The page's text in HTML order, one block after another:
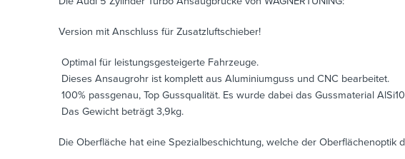
Version mit Anschluss für Zusatzluftschieber!
 Optimal für leistungsgesteigerte Fahrzeuge.
 Dieses Ansaugrohr ist komplett aus Aluminiumguss und CNC bearbeitet.
 100% passgenau, Top Gussqualität. Es wurde dabei das Gussmaterial
 Das Gewicht beträgt 3,9kg.
Die Oberfläche hat eine Spezialbeschichtung, welche der Oberflächenoptik